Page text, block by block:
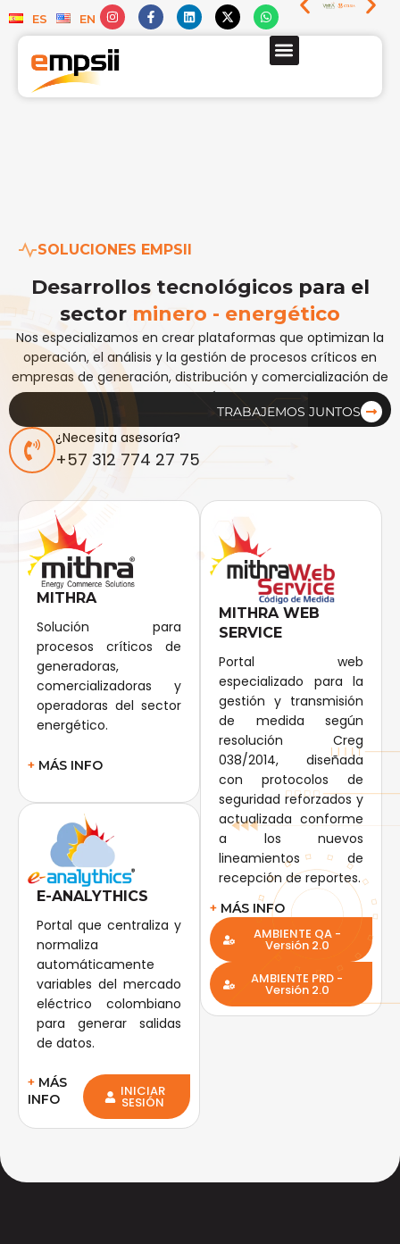
ES EN
Desarrollos tecnológicos para el
sector minero - energético
Nos especializamos en crear plataformas que optimizan la
operación, el análisis y la gestión de procesos críticos en
empresas de generación, distribución y comercialización de
energía.
SOLUCIONES EMPSII
TRABAJEMOS JUNTOS
¿Necesita asesoría?
+57 312 774 27 75
MITHRA
Solución para
procesos críticos de
generadoras,
comercializadoras y
operadoras del sector
energético.
+ MÁS INFO
E-ANALYTHICS
Portal que centraliza y
normaliza
automáticamente
variables del mercado
eléctrico colombiano
para generar salidas
de datos.
+ MÁS
INFO
INICIAR
SESIÓN
MITHRA WEB
SERVICE
Portal web
especializado para la
gestión y transmisión
de medida según
resolución Creg
038/2014, diseñada
con protocolos de
seguridad reforzados y
actualizada conforme
a los nuevos
lineamientos de
recepción de reportes.
+ MÁS INFO
AMBIENTE QA -
Versión 2.0
AMBIENTE PRD -
Versión 2.0